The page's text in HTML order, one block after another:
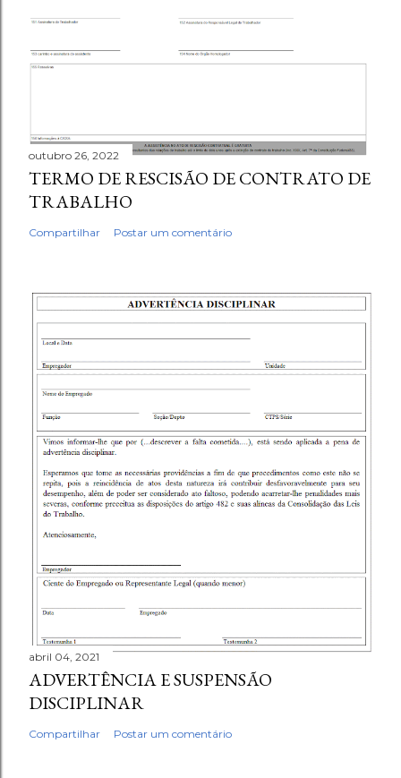
outubro 26, 2022
TERMO DE RESCISÃO DE CONTRATO DE
TRABALHO
Compartilhar Postar um comentário
abril 04, 2021
ADVERTÊNCIA E SUSPENSÃO
DISCIPLINAR
Compartilhar Postar um comentário